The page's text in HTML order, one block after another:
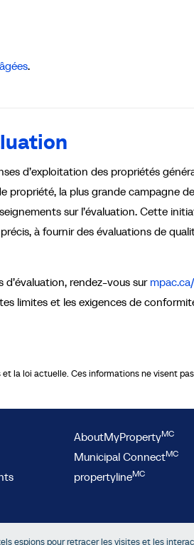
espions pour retracer les visites et les
.
d’exploitation des propriétés
propriété, la plus grande campagne de
sur l’évaluation. Cette
à fournir des évaluations de
rendez-vous sur
limites et les exigences de
la loi actuelle. Ces informations ne visent
AboutMyPropertyMC
Municipal ConnectMC
propertylineMC